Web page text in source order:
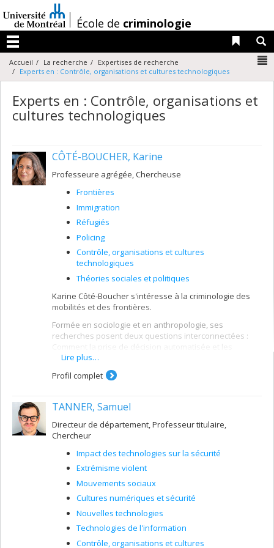
au
contenu
/École de criminologie
Menu
Liens
Accueil La recherche
Expertises de recherche
Experts en : Contrôle, organisations et cultures technologiques
Experts en : Contrôle, organisations et
cultures technologiques
CÔTÉ-BOUCHER, Karine
Professeure agrégée, Chercheuse
Frontières
Immigration
Réfugiés
Policing
Contrôle, organisations et cultures
technologiques
Théories sociales et politiques
Karine Côté-Boucher s'intéresse à la criminologie des
mobilités et des frontières.
Formée en sociologie et en anthropologie, ses
recherches posent deux questions interconnectées :
Comment la prise de décision automatisée et les
infrastructures numériques reconfigurent-elles la
gouvernance de l'immigration? Comment les régimes de
protection sociale et d'immigration gèrent-ils la
mondial accéléré et de déficits de soins? Ces axes de
recherche révèlent ensemble comment les frontières
s'immiscent dans notre vie quotidienne — façonnant qui
reçoit des soins, qui circule librement, et qui appartient à
Lire plus…
Profil complet
TANNER, Samuel
Directeur de département, Professeur titulaire,
Chercheur
Impact des technologies sur la sécurité
Extrémisme violent
Mouvements sociaux
Cultures numériques et sécurité
Nouvelles technologies
Technologies de l'information
Contrôle, organisations et cultures